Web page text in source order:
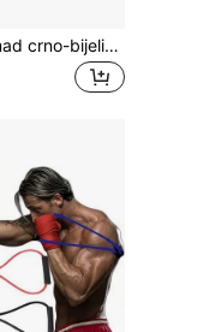
HUSHANYING 1 komad crno-bijelih štitnika za zube za sportove: nogomet, košarku, hokej na travi, mješovite borilačke vještine, boks, hrvanje, štitnik za zube za odrasle i mlade